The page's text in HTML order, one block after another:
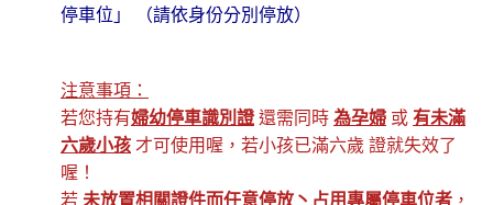
停車位」 （請依身份分別停放）
注意事項：
若您持有婦幼停車識別證還需同時為孕婦 或有未滿
六歲小孩才可使用喔，若小孩已滿六歲​ 證就失效了
喔！
若未放置相關證件而任意停放丶占用專屬停車位者 ，